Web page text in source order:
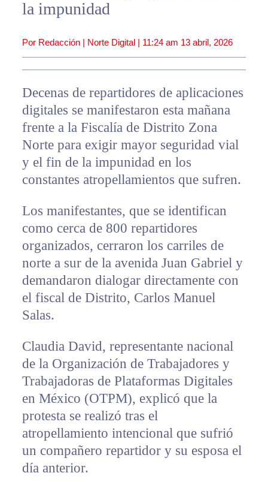
la impunidad
Por Redacción | Norte Digital | 11:24 am 13 abril, 2026
Decenas de repartidores de aplicaciones
digitales se manifestaron esta mañana
frente a la Fiscalía de Distrito Zona
Norte para exigir mayor seguridad vial
y el fin de la impunidad en los
constantes atropellamientos que sufren.
Los manifestantes, que se identifican
como cerca de 800 repartidores
organizados, cerraron los carriles de
norte a sur de la avenida Juan Gabriel y
demandaron dialogar directamente con
el fiscal de Distrito, Carlos Manuel
Salas.
Claudia David, representante nacional
de la Organización de Trabajadores y
Trabajadoras de Plataformas Digitales
en México (OTPM), explicó que la
protesta se realizó tras el
atropellamiento intencional que sufrió
un compañero repartidor y su esposa el
día anterior.